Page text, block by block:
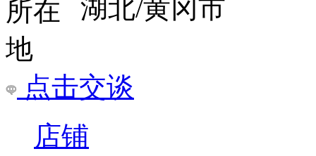
2026长沙供销大厦会计证培训哪家好